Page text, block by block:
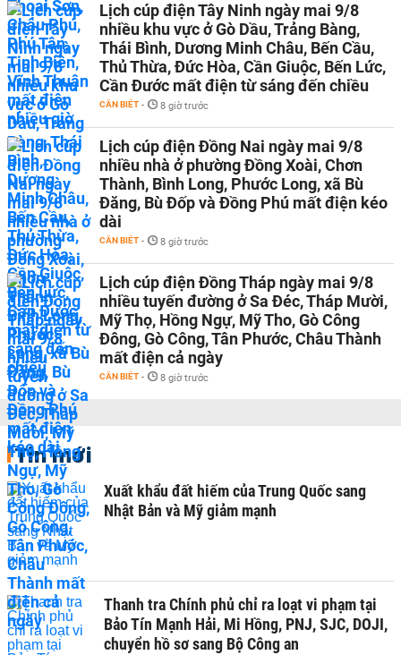
Lịch cúp điện Tây Ninh ngày mai 9/8
nhiều khu vực ở Gò Dầu, Trảng Bàng,
Thái Bình, Dương Minh Châu, Bến Cầu,
Thủ Thừa, Đức Hòa, Cần Giuộc, Bến Lức,
Cần Đước mất điện từ sáng đến chiều
CẦN BIẾT - 8 giờ trước
Lịch cúp điện Đồng Nai ngày mai 9/8
nhiều nhà ở phường Đồng Xoài, Chơn
Thành, Bình Long, Phước Long, xã Bù
Đăng, Bù Đốp và Đồng Phú mất điện kéo
dài
CẦN BIẾT - 8 giờ trước
Lịch cúp điện Đồng Tháp ngày mai 9/8
nhiều tuyến đường ở Sa Đéc, Tháp Mười,
Mỹ Thọ, Hồng Ngự, Mỹ Tho, Gò Công
Đông, Gò Công, Tân Phước, Châu Thành
mất điện cả ngày
CẦN BIẾT - 8 giờ trước
Tin mới
Xuất khẩu đất hiếm của Trung Quốc sang
Nhật Bản và Mỹ giảm mạnh
Thanh tra Chính phủ chỉ ra loạt vi phạm tại
Bảo Tín Mạnh Hải, Mi Hồng, PNJ, SJC, DOJI,
chuyển hồ sơ sang Bộ Công an